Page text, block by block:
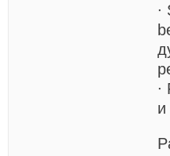
∙
∙
и